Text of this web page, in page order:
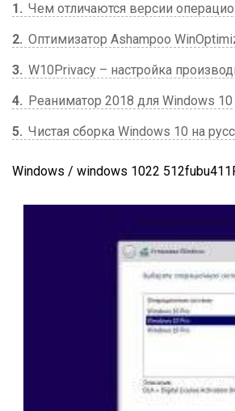
1
Чем отличаются версии
2 Оптимизатор Ashampoo
3 W10Privacy – настройка
4
Реаниматор 2018 для Windows 10
5 Чистая сборка Windows 10 на
Windows / windows 1022 512fubu411